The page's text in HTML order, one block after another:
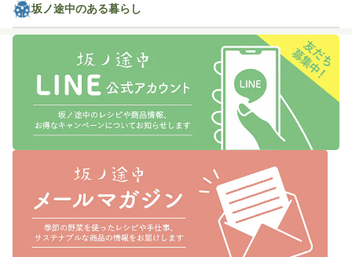
坂ノ途中のある暮らし